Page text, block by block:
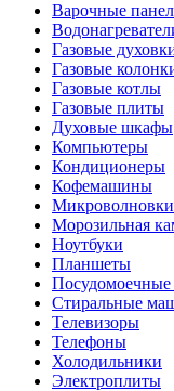
Варочные
Газовые
Газовые
Газовые котлы
Газовые плиты
Духовые шкафы
Компьютеры
Кондиционеры
Кофемашины
Микроволновки
Морозильная
Ноутбуки
Планшеты
Стиральные
Телевизоры
Телефоны
Холодильники
Электроплиты